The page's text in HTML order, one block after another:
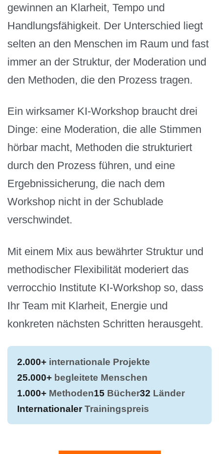
gewinnen an Klarheit, Tempo und
Handlungsfähigkeit. Der Unterschied liegt
selten an den Menschen im Raum und fast
immer an der Struktur, der Moderation und
den Methoden, die den Prozess tragen.
Ein wirksamer KI-Workshop braucht drei
Dinge: eine Moderation, die alle Stimmen
hörbar macht, Methoden die strukturiert
durch den Prozess führen, und eine
Ergebnissicherung, die nach dem
Workshop nicht in der Schublade
verschwindet.
Mit einem Mix aus bewährter Struktur und
methodischer Flexibilität moderiert das
verrocchio Institute KI-Workshop so, dass
Ihr Team mit Klarheit, Energie und
konkreten nächsten Schritten herausgeht.
2.000+ internationale Projekte
25.000+ begleitete Menschen
1.000+ Methoden15 Bücher32 Länder
InternationalerTrainingspreis